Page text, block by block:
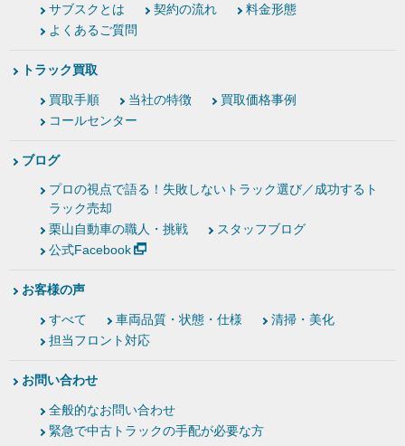
サブスクとは
契約の流れ
料金形態
よくあるご質問
トラック買取
買取手順 当社の特徴
買取価格事例
コールセンター
ブログ
プロの視点で語る！失敗しないトラック選び／成功するト
ラック売却
栗山自動車の職人・挑戦
スタッフブログ
公式Facebook
お客様の声
すべて 車両品質・状態・仕様
清掃・美化
担当フロント対応
お問い合わせ
全般的なお問い合わせ
緊急で中古トラックの手配が必要な方